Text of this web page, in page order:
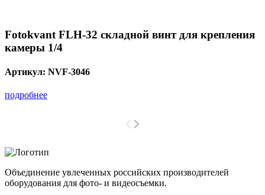
Fotokvant FLH-32 складной винт для крепления
камеры 1/4
Артикул: NVF-3046
подробнее
Объединение увлеченных российских производителей
оборудования для фото- и видеосъемки.